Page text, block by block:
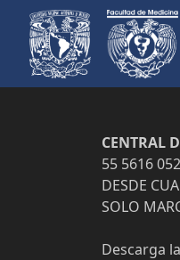
CENTRAL
55 5616
DESDE
SOLO
Descarga